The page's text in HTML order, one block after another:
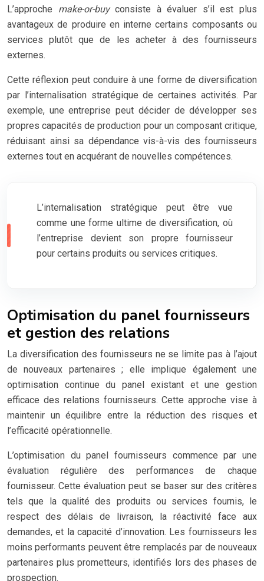
L’approche make-or-buyconsiste à évaluer s’il est plus
avantageux de produire en interne certains composants ou
services plutôt que de les acheter à des fournisseurs
externes.
Cette réflexion peut conduire à une forme de diversification
par l’internalisation stratégique de certaines activités. Par
exemple, une entreprise peut décider de développer ses
propres capacités de production pour un composant critique,
réduisant ainsi sa dépendance vis-à-vis des fournisseurs
externes tout en acquérant de nouvelles compétences.
L’internalisation stratégique peut être vue
comme une forme ultime de diversification, où
l’entreprise devient son propre fournisseur
pour certains produits ou services critiques.
Optimisation du panel fournisseurs
et gestion des relations
La diversification des fournisseurs ne se limite pas à l’ajout
de nouveaux partenaires ; elle implique également une
optimisation continue du panel existant et une gestion
efficace des relations fournisseurs. Cette approche vise à
maintenir un équilibre entre la réduction des risques et
l’efficacité opérationnelle.
L’optimisation du panel fournisseurs commence par une
évaluation régulière des performances de chaque
fournisseur. Cette évaluation peut se baser sur des critères
tels que la qualité des produits ou services fournis, le
respect des délais de livraison, la réactivité face aux
demandes, et la capacité d’innovation. Les fournisseurs les
moins performants peuvent être remplacés par de nouveaux
partenaires plus prometteurs, identifiés lors des phases de
prospection.